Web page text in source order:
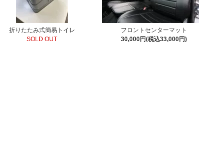
折りたたみ式簡易トイレ
SOLD OUT
フロントセンターマット
30,000円(税込33,000円)